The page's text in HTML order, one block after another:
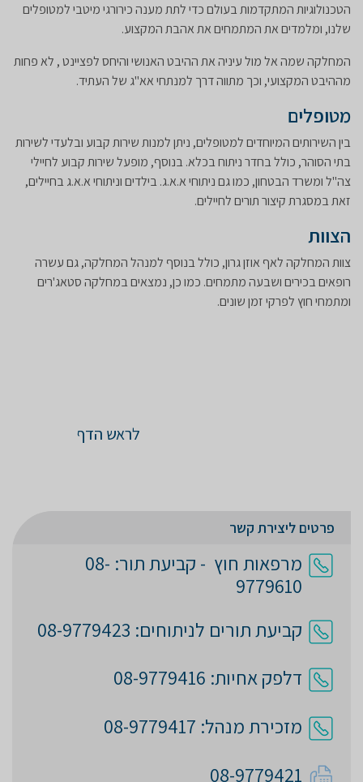
הטכנולוגיות המתקדמות בעולם כדי לתת מענה כירורגי מיטבי למטופלים
שלנו, ומלמדים את המתמחים את אהבת המקצוע.
המחלקה שמה אל מול עיניה את ההיבט האנושי והיחס לפציינט , לא פחות
מההיבט המקצועי, וכך מתווה דרך למנתחי אא"ג של העתיד.
מטופלים
בין השירותים המיוחדים למטופלים, ניתן למנות שירות קבוע ובלעדי לשירות
בתי הסוהר, כולל בחדר ניתוח בכלא. בנוסף, מופעל שירות קבוע לחיילי
צה"ל ומשרד הבטחון, כמו גם ניתוחי א.א.ג. בילדים וניתוחי א.א.ג בחיילים,
זאת במסגרת קיצור תורים לחיילים.​
הצוות
צוות המחלקה לאף אוזן גרון, כולל בנוסף למנהל המחלקה, גם עשרה
רופאים בכירים ושבעה מתמחים. כמו כן, נמצאים במחלקה סטאג'רים
ומתמחי חוץ לפרקי זמן שונים.
לראש הדף
פרטים ליצירת קשר
מרפאות חוץ - קביעת תור: 08-
9779610
קביעת תורים לניתוחים: 08-9779423
דלפק אחיות: 08-9779416
מזכירת מנהל: 08-9779417
08-9779421